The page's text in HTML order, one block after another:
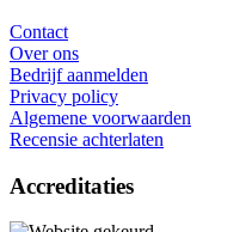
Contact
Over ons
Bedrijf aanmelden
Privacy policy
Algemene voorwaarden
Recensie achterlaten
Accreditaties